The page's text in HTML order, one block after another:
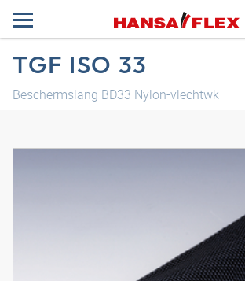
TGF ISO 33
Beschermslang BD33 Nylon-vlechtwk